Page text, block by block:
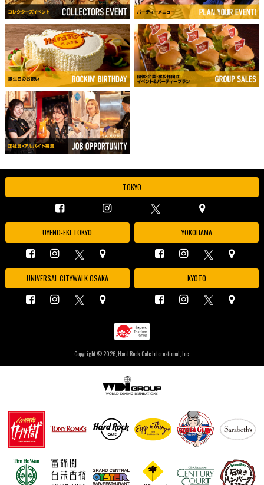
TOKYO
UYENO-EKI TOKYO YOKOHAMA
UNIVERSAL CITYWALK OSAKA KYOTO
Copyright © 2026, Hard Rock Cafe International, Inc.